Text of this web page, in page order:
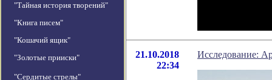
"Тайная история творений"
"Книга писем"
"Кошачий ящик"
"Золотые прииски"
"Сердитые стрелы"
21.10.2018
22:34
Исследование: